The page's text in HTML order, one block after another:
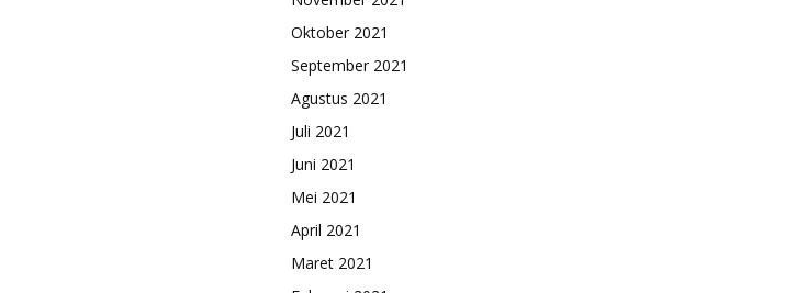
Oktober 2021
September 2021
Agustus 2021
Juli 2021
Juni 2021
Mei 2021
April 2021
Maret 2021